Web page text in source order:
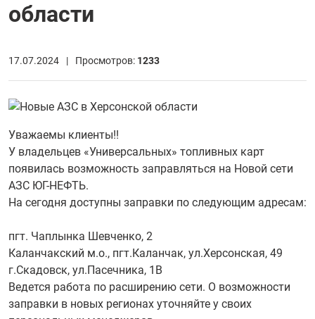
области
17.07.2024 | Просмотров: 1233
Уважаемы клиенты!!
У владельцев «Универсальных» топливных карт
появилась возможность заправляться на Новой сети
АЗС ЮГ-НЕФТЬ.
На сегодня доступны заправки по следующим адресам:
пгт. Чаплынка Шевченко, 2
Каланчакский м.о., пгт.Каланчак, ул.Херсонская, 49
г.Скадовск, ул.Пасечника, 1В
Ведется работа по расширению сети. О возможности
заправки в новых регионах уточняйте у своих